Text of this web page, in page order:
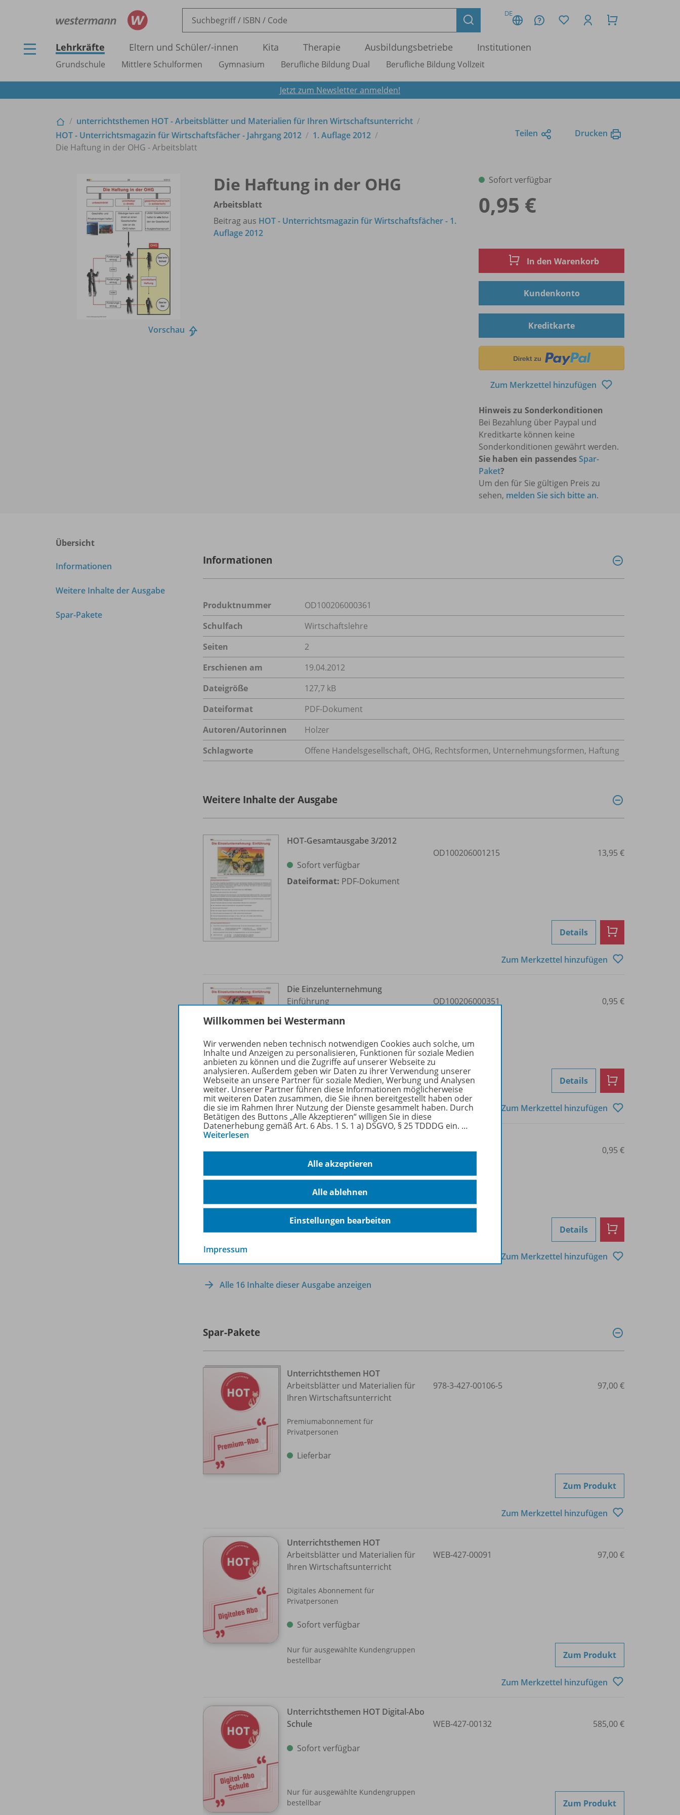
DE
Lehrkräfte Eltern und Schüler/-innen Kita Therapie Ausbildungsbetriebe Institutionen
Grundschule Mittlere Schulformen Gymnasium Berufliche Bildung Dual Berufliche Bildung Vollzeit
Jetzt zum Newsletter anmelden!
unterrichtsthemen HOT - Arbeitsblätter und Materialien für Ihren Wirtschaftsunterricht
HOT - Unterrichtsmagazin für Wirtschaftsfächer - Jahrgang 2012
1. Auflage 2012
Die Haftung in der OHG - Arbeitsblatt
Teilen Drucken
Vorschau
Die Haftung in der OHG
Arbeitsblatt
Beitrag aus HOT - Unterrichtsmagazin für Wirtschaftsfächer - 1.
Auflage 2012
Sofort verfügbar
0,95 €
In den Warenkorb
Kundenkonto
Kreditkarte
Zum Merkzettel hinzufügen
Hinweis zu Sonderkonditionen
Bei Bezahlung über Paypal und
Kreditkarte können keine
Sonderkonditionen gewährt werden.
Sie haben ein passendesSpar-
Paket?
Um den für Sie gültigen Preis zu
sehen, melden Sie sich bitte an.
Übersicht
Informationen
Weitere Inhalte der Ausgabe
Spar-Pakete
Informationen
Produktnummer
OD100206000361
Schulfach
Wirtschaftslehre
Seiten
2
Erschienen am
19.04.2012
Dateigröße
127,7 kB
Dateiformat
PDF-Dokument
Autoren/Autorinnen
Holzer
Schlagworte
Offene Handelsgesellschaft, OHG, Rechtsformen, Unternehmungsformen, Haftung
Weitere Inhalte der Ausgabe
HOT-Gesamtausgabe 3/2012
Sofort verfügbar
Dateiformat: PDF-Dokument
OD100206001215 13,95 €
Details
Zum Merkzettel hinzufügen
Die Einzelunternehmung
Einführung
Sofort verfügbar
Dateiformat:PDF-Dokument
OD100206000351 0,95 €
Details
Zum Merkzettel hinzufügen
Kreuzworträtsel
Sofort verfügbar
Dateiformat:PDF-Dokument
OD100206000352 0,95 €
Details
Zum Merkzettel hinzufügen
Alle 16 Inhalte dieser Ausgabe anzeigen
Spar-Pakete
Unterrichtsthemen HOT
Arbeitsblätter und Materialien für
Ihren Wirtschaftsunterricht
Premiumabonnement für
Privatpersonen
Lieferbar
978-3-427-00106-5 97,00 €
Zum Produkt
Zum Merkzettel hinzufügen
Unterrichtsthemen HOT
Arbeitsblätter und Materialien für
Ihren Wirtschaftsunterricht
Digitales Abonnement für
Privatpersonen
Sofort verfügbar
Nur für ausgewählte Kundengruppen
bestellbar
WEB-427-00091 97,00 €
Zum Produkt
Zum Merkzettel hinzufügen
Unterrichtsthemen HOT Digital-Abo
Schule
Sofort verfügbar
Nur für ausgewählte Kundengruppen
bestellbar
WEB-427-00132 585,00 €
Zum Produkt
Willkommen bei Westermann
Wir verwenden neben technisch notwendigen Cookies auch solche, um
Inhalte und Anzeigen zu personalisieren, Funktionen für soziale Medien
anbieten zu können und die Zugriffe auf unserer Webseite zu
analysieren. Außerdem geben wir Daten zu ihrer Verwendung unserer
Webseite an unsere Partner für soziale Medien, Werbung und Analysen
weiter. Unserer Partner führen diese Informationen möglicherweise
mit weiteren Daten zusammen, die Sie ihnen bereitgestellt haben oder
die sie im Rahmen Ihrer Nutzung der Dienste gesammelt haben. Durch
Betätigen des Buttons „Alle Akzeptieren“ willigen Sie in diese
Datenerhebung gemäß Art. 6 Abs. 1 S. 1 a) DSGVO, § 25 TDDDG ein. …
Weiterlesen
Alle akzeptieren
Alle ablehnen
Einstellungen bearbeiten
Impressum